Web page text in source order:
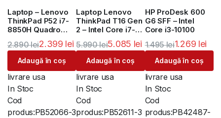
Laptop – Lenovo
ThinkPad P52 i7-
8850H Quadro
2.890lei2.399 lei
Adaugă în coș
livrare usa
In Stoc
Cod
produs:PB52066-3
Laptop Lenovo
ThinkPad T16 Gen
2 – Intel Core i7-
DDR5 – 1TB SSD –
16″ WUXGA IPS
5.990lei5.085 lei
Adaugă în coș
livrare usa
In Stoc
Cod
produs:PB52611-3
HP ProDesk 600
G6 SFF – Intel
Core i3-10100
1.495lei1.269 lei
Adaugă în coș
livrare usa
In Stoc
Cod
produs:PB42487-